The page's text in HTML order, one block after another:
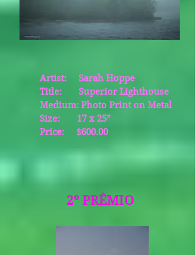
Artist: Sarah Hoppe
Title: Superior Lighthouse
Medium: Photo Print on Metal
Size: 17 x 25”
Price: $600.00
2º PRÊMIO